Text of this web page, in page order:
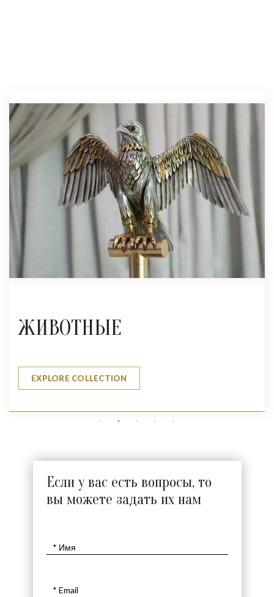
ЖИВОТНЫЕ
EXPLORE COLLECTION
Если у вас есть вопросы, то
вы можете задать их нам